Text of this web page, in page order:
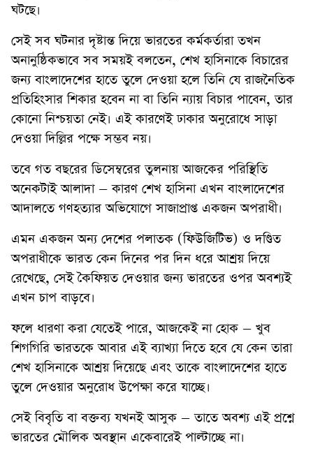
ঘটছে।
সেই সব ঘটনার দৃষ্টান্ত দিয়ে ভারতের কর্মকর্তারা তখন
অনানুষ্ঠিকভাবে সব সময়ই বলতেন, শেখ হাসিনাকে বিচারের
জন্য বাংলাদেশের হাতে তুলে দেওয়া হলে তিনি যে রাজনৈতিক
প্রতিহিংসার শিকার হবেন না বা তিনি ন্যায় বিচার পাবেন, তার
কোনো নিশ্চয়তা নেই। এই কারণেই ঢাকার অনুরোধে সাড়া
দেওয়া দিল্লির পক্ষে সম্ভব নয়।
তবে গত বছরের ডিসেম্বরের তুলনায় আজকের পরিস্থিতি
অনেকটাই আলাদা – কারণ শেখ হাসিনা এখন বাংলাদেশের
আদালতে গণহত্যার অভিযোগে সাজাপ্রাপ্ত একজন অপরাধী।
এমন একজন অন্য দেশের পলাতক (ফিউজিটিভ) ও দণ্ডিত
অপরাধীকে ভারত কেন দিনের পর দিন ধরে আশ্রয় দিয়ে
রেখেছে, সেই কৈফিয়ত দেওয়ার জন্য ভারতের ওপর অবশ্যই
এখন চাপ বাড়বে।
ফলে ধারণা করা যেতেই পারে, আজকেই না হোক – খুব
শিগগিরি ভারতকে আবার এই ব্যাখ্যা দিতে হবে যে কেন তারা
শেখ হাসিনাকে আশ্রয় দিয়েছে এবং তাকে বাংলাদেশের হাতে
তুলে দেওয়ার অনুরোধ উপেক্ষা করে যাচ্ছে।
সেই বিবৃতি বা বক্তব্য যখনই আসুক – তাতে অবশ্য এই প্রশ্নে
ভারতের মৌলিক অবস্থান একেবারেই পাল্টাচ্ছে না।